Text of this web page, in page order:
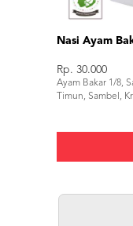
Nasi Ayam
Rp. 30.000
Ayam Bakar 1/8,
Timun, Sambel,